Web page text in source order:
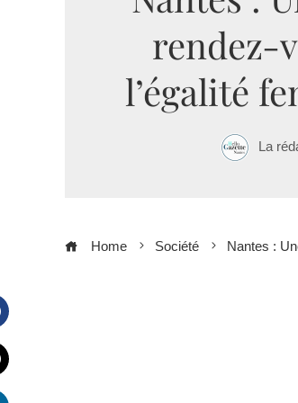
rendez-
l’égalité
La
Home Société Nantes :